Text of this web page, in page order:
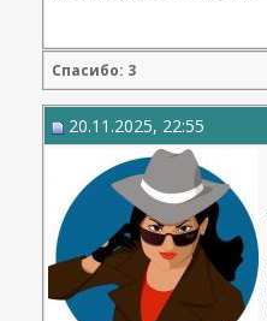
Спасибо: 3
20.11.2025, 22:55